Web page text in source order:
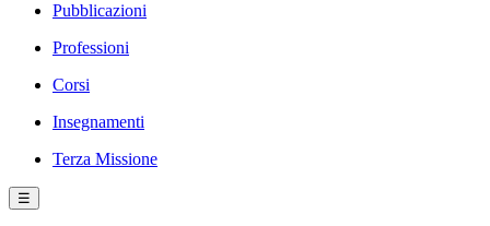
Pubblicazioni
Professioni
Corsi
Insegnamenti
Terza Missione
☰